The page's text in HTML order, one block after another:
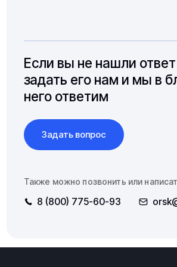
Если вы не нашли
задать его нам и мы в
него ответим
Задать вопрос
Также можно позвонить или
8 (800) 775-60-93